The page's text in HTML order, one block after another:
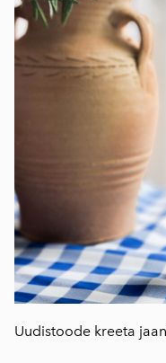
Uudistoode kreeta